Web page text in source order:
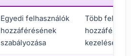
Egyedi felhasználók
hozzáférésének
szabályozása
Több
kezelése